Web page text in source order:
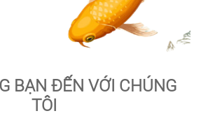
BẠN ĐẾN VỚI CHÚNG
TÔI